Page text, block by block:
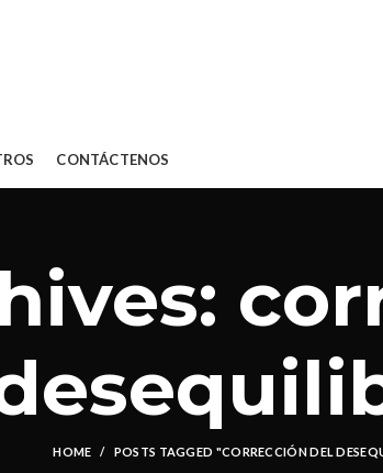
CONTÁCTENOS
HOME POSTS TAGGED "CORRECCIÓN DEL